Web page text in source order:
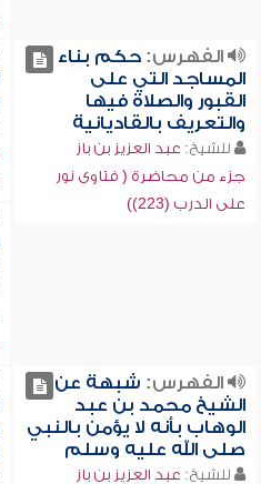
الفهرس:حكم بناء
المساجد التي على
القبور والصلاة فيها
والتعريف بالقاديانية
للشيخ: عبد العزيز بن باز
جزء من محاضرة ( فتاوى نور
على الدرب (223))
الفهرس: شبهة عن
الشيخ محمد بن عبد
الوهاب بأنه لا يؤمن بالنبي
صلى الله عليه وسلم
للشيخ: عبد العزيز بن باز